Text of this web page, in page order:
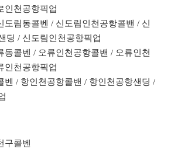
인천공항픽업
도림동콜벤 / 신도림인천공항콜밴 / 신
딩 / 신도림인천공항픽업
동콜벤 / 오류인천공항콜밴 / 오류인천
인천공항픽업
벤 / 항인천공항콜밴 / 항인천공항샌딩 /
구콜벤